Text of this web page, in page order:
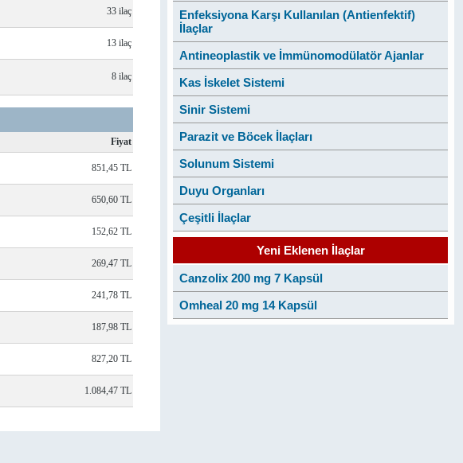
33 ilaç
13 ilaç
8 ilaç
Fiyat
851,45 TL
650,60 TL
152,62 TL
269,47 TL
241,78 TL
187,98 TL
827,20 TL
1.084,47 TL
Enfeksiyona Karşı Kullanılan (Antienfektif)
İlaçlar
Antineoplastik ve İmmünomodülatör Ajanlar
Kas İskelet Sistemi
Sinir Sistemi
Parazit ve Böcek İlaçları
Solunum Sistemi
Duyu Organları
Çeşitli İlaçlar
Yeni Eklenen İlaçlar
Canzolix 200 mg 7 Kapsül
Omheal 20 mg 14 Kapsül